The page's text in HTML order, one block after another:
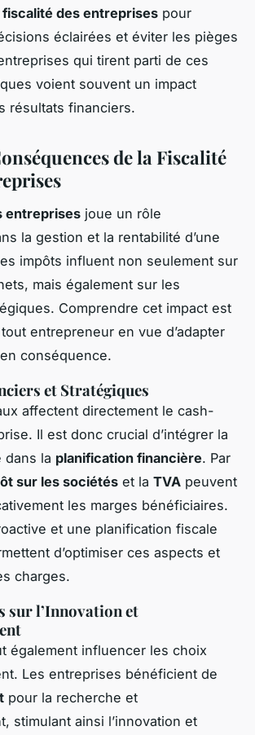
fiscalité des entreprises pour
éclairées et éviter les pièges
qui tirent parti de ces
voient souvent un impact
résultats financiers.
de la Fiscalité
entreprises joue un rôle
la gestion et la rentabilité d’une
impôts influent non seulement sur
mais également sur les
Comprendre cet impact est
entrepreneur en vue d’adapter
conséquence.
et Stratégiques
affectent directement le cash-
Il est donc crucial d’intégrer la
dans la planification financière. Par
sur les sociétés et la TVA peuvent
les marges bénéficiaires.
et une planification fiscale
d’optimiser ces aspects et
charges.
sur l’Innovation et
également influencer les choix
Les entreprises bénéficient de
pour la recherche et
stimulant ainsi l’innovation et